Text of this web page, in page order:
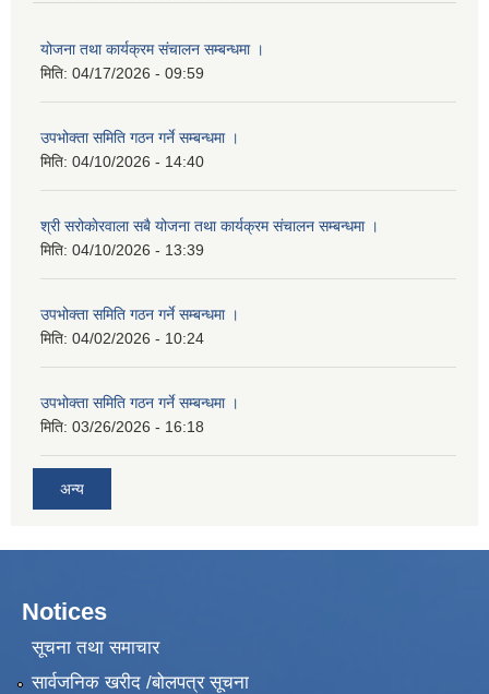
योजना तथा कार्यक्रम संचालन सम्बन्धमा ।
मिति: 04/17/2026 - 09:59
उपभोक्ता समिति गठन गर्ने सम्बन्धमा ।
मिति: 04/10/2026 - 14:40
श्री सरोकाेरवाला सबै योजना तथा कार्यक्रम संचालन सम्बन्धमा ।
मिति: 04/10/2026 - 13:39
उपभोक्ता समिति गठन गर्ने सम्बन्धमा ।
मिति: 04/02/2026 - 10:24
उपभोक्ता समिति गठन गर्ने सम्बन्धमा ।
मिति: 03/26/2026 - 16:18
अन्य
Notices
सूचना तथा समाचार
सार्वजनिक खरीद /बोलपत्र सूचना